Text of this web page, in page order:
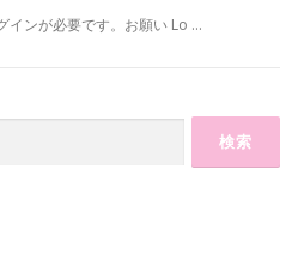
インが必要です。お願い Lo …